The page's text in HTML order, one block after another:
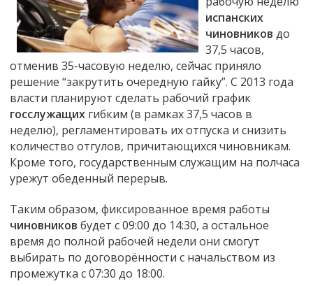
испанских
чиновников до
37,5 часов,
отменив 35-часовую неделю, сейчас приняло
решение “закрутить очередную гайку”. С 2013 года
власти планируют сделать рабочий график
госслужащих гибким (в рамках 37,5 часов в
неделю), регламентировать их отпуска и снизить
количество отгулов, причитающихся чиновникам.
Кроме того, государственным служащим на полчаса
урежут обеденный перерыв.
Таким образом, фиксированное время работы
чиновников будет с 09:00 до 14:30, а остальное
время до полной рабочей недели они смогут
выбирать по договорённости с начальством из
промежутка с 07:30 до 18:00.